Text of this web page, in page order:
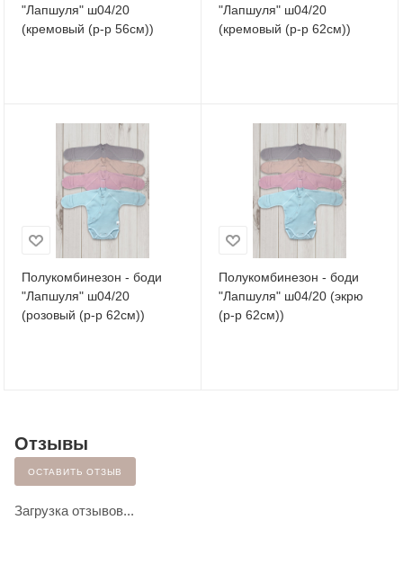
"Лапшуля" ш04/20
(кремовый (р-р 56см))
"Лапшуля" ш04/20
(кремовый (р-р 62см))
Полукомбинезон - боди
"Лапшуля" ш04/20
(розовый (р-р 62см))
Полукомбинезон - боди
"Лапшуля" ш04/20 (экрю
(р-р 62см))
Отзывы
ОСТАВИТЬ ОТЗЫВ
Загрузка отзывов...